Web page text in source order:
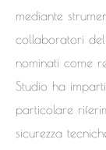
mediante
collaboratori
nominati come
Studio ha
particolare
sicurezza